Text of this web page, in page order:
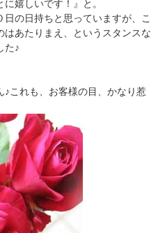
嬉しいです！』と。
日の日持ちと思っていますが、こ
あたりまえ、というスタンスな
た♪
これも、お客様の目、かなり惹